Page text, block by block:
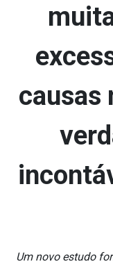
causas
Um novo estudo